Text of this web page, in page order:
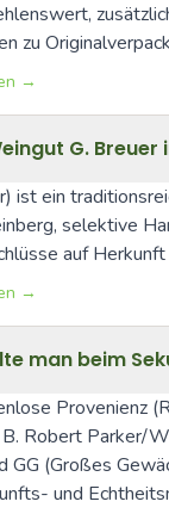
zu
→
G. Breuer
ist ein
selektive
auf
→
man beim
Provenienz
Robert Parker/
GG (Großes
und